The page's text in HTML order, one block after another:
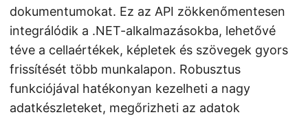
dokumentumokat. Ez az API zökkenőmentesen
integrálódik a .NET-alkalmazásokba, lehetővé
téve a cellaértékek, képletek és szövegek gyors
frissítését több munkalapon. Robusztus
funkciójával hatékonyan kezelheti a nagy
adatkészleteket, megőrizheti az adatok